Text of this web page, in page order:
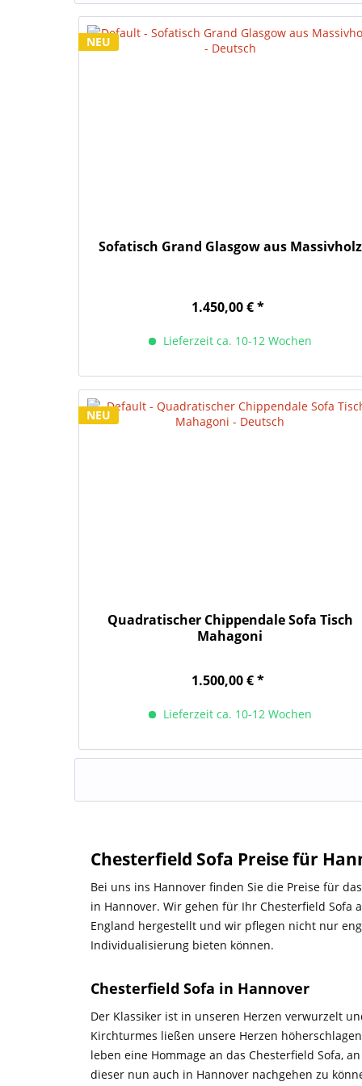
NEU
Sofatisch Grand Glasgow aus Massivholz
1.450,00 € *
Lieferzeit ca. 10-12 Wochen
NEU
Quadratischer Chippendale Sofa Tisch
Mahagoni
1.500,00 € *
Lieferzeit ca. 10-12 Wochen
Chesterfield Sofa Preise für
Bei uns ins Hannover finden Sie die Preise für
in Hannover. Wir gehen für Ihr Chesterfield
England hergestellt und wir pflegen nicht nur
Individualisierung bieten können.
Chesterfield Sofa in Hannover
Der Klassiker ist in unseren Herzen verwurzelt
Kirchturmes ließen unsere Herzen
leben eine Hommage an das Chesterfield Sofa,
dieser nun auch in Hannover nachgehen zu